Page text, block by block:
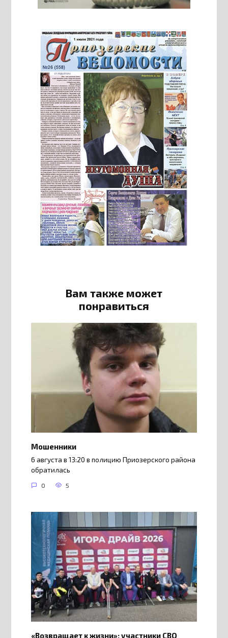
Вам также может
понравиться
Мошенники
6 августа в 13:20 в полицию Приозерского района
обратилась
0 5
«Возвращает к жизни»: участники СВО